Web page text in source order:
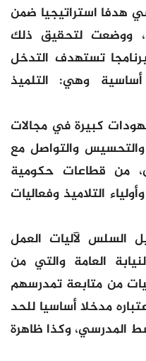
هدفا استراتيجيا ضمن
ووضعت لتحقيق ذلك
تستهدف التدخل
وهي: التلميذ
كبيرة في مجالات
والتحسيس والتواصل مع
من قطاعات حكومية
التلاميذ وفعاليات
السلس لآليات العمل
العامة والتي من
من متابعة تمدرسهم
مدخلا أساسيا للحد
المدرسي، وكذا ظاهرة